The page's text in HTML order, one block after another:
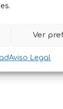
Ver
Aviso Legal